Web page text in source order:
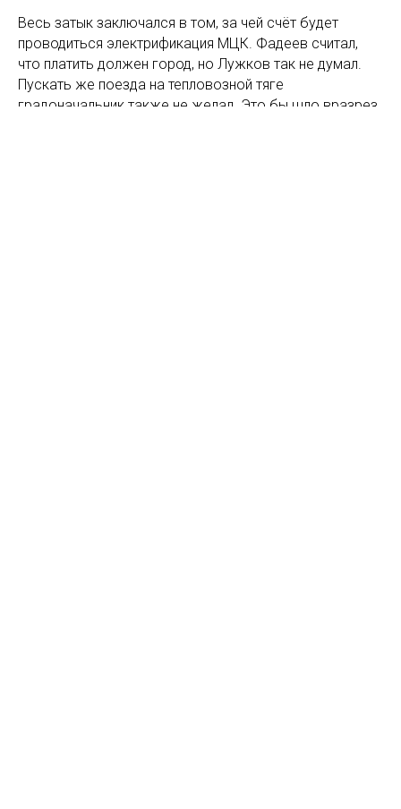
Весь затык заключался в том, за чей счёт будет
проводиться электрификация МЦК. Фадеев считал,
что платить должен город, но Лужков так не думал.
Пускать же поезда на тепловозной тяге
градоначальник также не желал. Это бы шло вразрез